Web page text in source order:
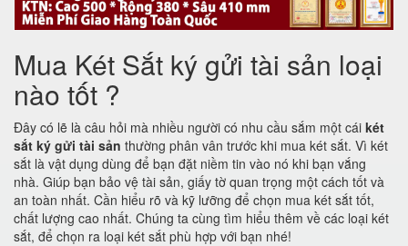
Mua Két Sắt ký gửi tài sản loại
nào tốt ?
Đây có lẽ là câu hỏi mà nhiều người có nhu cầu sắm một cái két
sắt ký gửi tài sản thường phân vân trước khi mua két sắt. Vì két
sắt là vật dụng dùng để bạn đặt niềm tin vào nó khi bạn vắng
nhà. Giúp bạn bảo vệ tài sản, giấy tờ quan trọng một cách tốt và
an toàn nhất. Cần hiểu rõ và kỹ lưỡng để chọn mua két sắt tốt,
chất lượng cao nhất. Chúng ta cùng tìm hiểu thêm về các loại két
sắt, để chọn ra loại két sắt phù hợp với bạn nhé!